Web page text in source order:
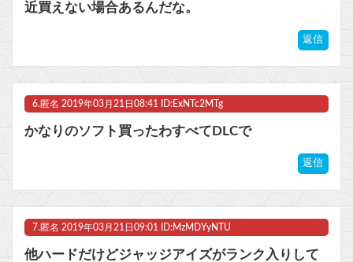
近買えない場合あるんだな。
返信
6. 匿名 2019年03月21日08:41 ID:ExNTc2MTg
かなりのソフト買ったわすべてDLCで
返信
7. 匿名 2019年03月21日09:01 ID:MzMDYyNTU
他ハードだけどジャッジアイズがランク入りして